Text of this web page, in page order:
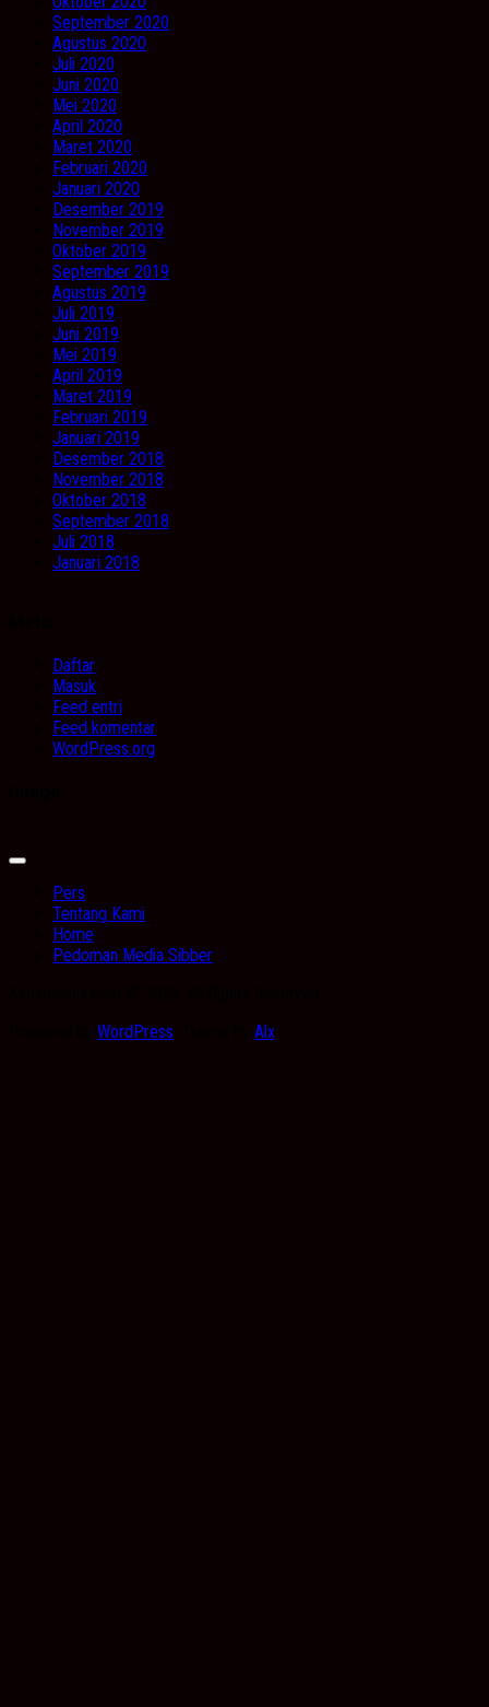
September 2020
Agustus 2020
Juli 2020
Juni 2020
Mei 2020
April 2020
Maret 2020
Februari 2020
Januari 2020
Desember 2019
November 2019
Oktober 2019
September 2019
Agustus 2019
Juli 2019
Juni 2019
Mei 2019
April 2019
Maret 2019
Februari 2019
Januari 2019
Desember 2018
November 2018
Oktober 2018
September 2018
Juli 2018
Januari 2018
Daftar
Masuk
Feed entri
Feed komentar
WordPress.org
Expand
Pers
Tentang Kami
Home
Pedoman Media Sibber
WordPress Alx